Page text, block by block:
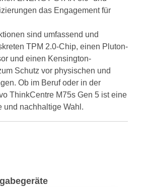
das Engagement für
sind umfassend und
TPM 2.0-Chip, einen Pluton-
und einen Kensington-
Schutz vor physischen und
Ob im Beruf oder in der
ThinkCentre M75s Gen 5 ist eine
und nachhaltige Wahl.